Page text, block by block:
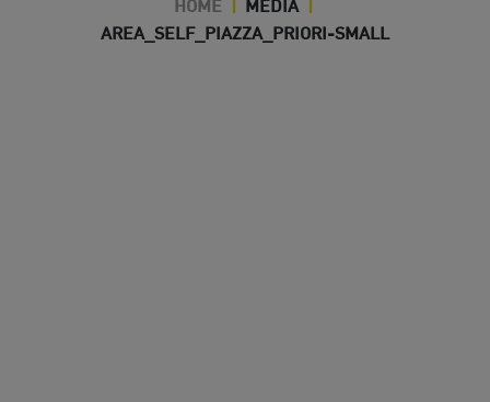
AREA_SELF_PIAZZA_PRIORI-SMALL